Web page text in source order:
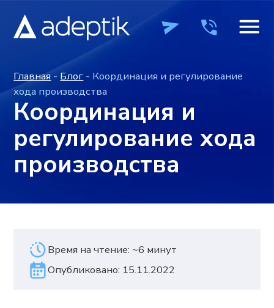
ОСТАВИТЬ ЗАЯВКУ
ОСТАВИТЬ ЗАЯВКУ
- Координация и регулирование
хода производства
Координация и
регулирование хода
производства
Время на чтение: ~6 минут